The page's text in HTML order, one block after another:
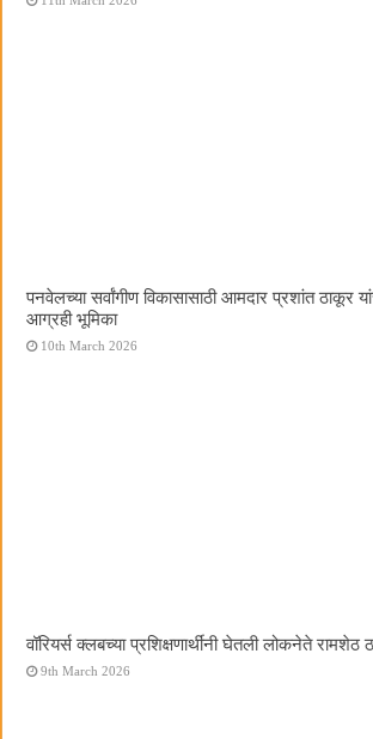
पनवेलच्या सर्वांगीण विकासासाठी आमदार प्रशांत ठाकूर
आग्रही भूमिका
10th March 2026
वॉरियर्स क्लबच्या प्रशिक्षणार्थींनी घेतली लोकनेते रामशेठ
9th March 2026